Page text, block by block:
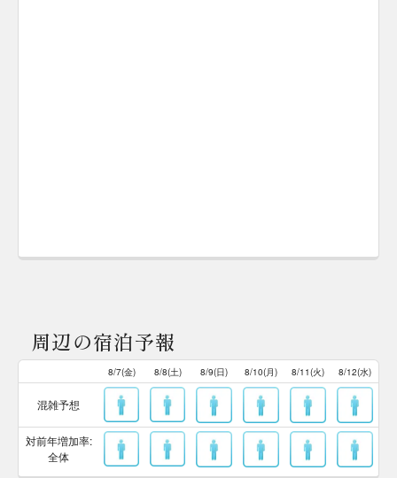
周辺の宿泊予報
8/7(金) 8/8(土) 8/9(日) 8/10(月) 8/11(火) 8/12(水)
混雑予想
対前年増加率:
全体